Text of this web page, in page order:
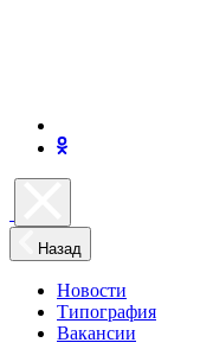
Назад
Новости
Типография
Вакансии